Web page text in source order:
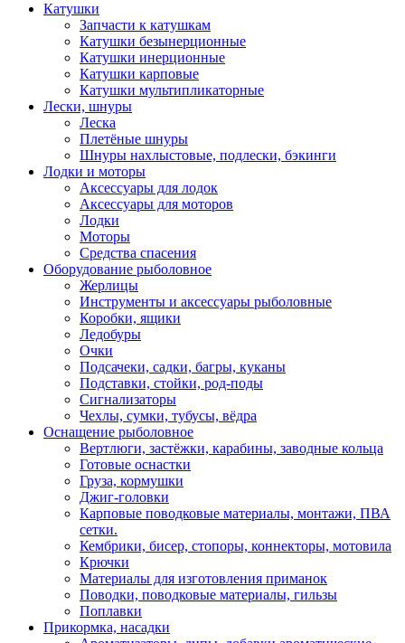
Катушки
Запчасти к катушкам
Катушки безынерционные
Катушки инерционные
Катушки карповые
Катушки мультипликаторные
Лески, шнуры
Леска
Плетёные шнуры
Шнуры нахлыстовые, подлески, бэкинги
Лодки и моторы
Аксессуары для лодок
Аксессуары для моторов
Лодки
Моторы
Средства спасения
Оборудование рыболовное
Жерлицы
Инструменты и аксессуары рыболовные
Коробки, ящики
Ледобуры
Очки
Подсачеки, садки, багры, куканы
Подставки, стойки, род-поды
Сигнализаторы
Чехлы, сумки, тубусы, вёдра
Оснащение рыболовное
Вертлюги, застёжки, карабины, заводные кольца
Готовые оснастки
Груза, кормушки
Джиг-головки
Карповые поводковые материалы, монтажи, ПВА
сетки.
Кембрики, бисер, стопоры, коннекторы, мотовила
Крючки
Материалы для изготовления приманок
Поводки, поводковые материалы, гильзы
Поплавки
Прикормка, насадки